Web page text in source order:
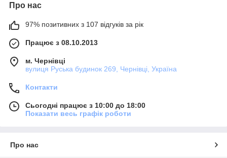
Про нас
97% позитивних з 107 відгуків за рік
Працює з 08.10.2013
м. Чернівці
вулиця Руська будинок 269, Чернівці, Україна
Контакти
Сьогодні працює з 10:00 до 18:00
Показати весь графік роботи
Про нас